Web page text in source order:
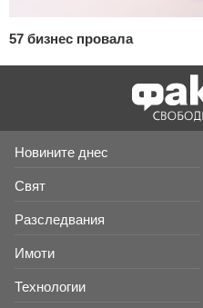
57 бизнес провала
Новините днес
Свят
Разследвания
Имоти
Технологии